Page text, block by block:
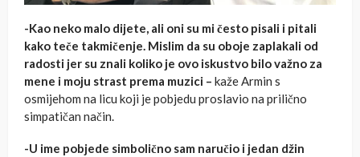
-Kao neko malo dijete, ali oni su mi često pisali i pitali
kako teče takmičenje. Mislim da su oboje zaplakali od
radosti jer su znali koliko je ovo iskustvo bilo važno za
mene i moju strast prema muzici – kaže Armin s
osmijehom na licu koji je pobjedu proslavio na prilično
simpatičan način.
-U ime pobjede simbolično sam naručio i jedan džin